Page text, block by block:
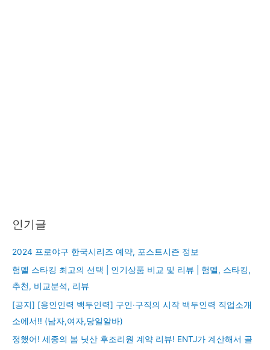
인기글
2024 프로야구 한국시리즈 예약, 포스트시즌 정보
험멜 스타킹 최고의 선택 | 인기상품 비교 및 리뷰 | 험멜, 스타킹,
추천, 비교분석, 리뷰
[공지] [용인인력 백두인력] 구인·구직의 시작 백두인력 직업소개
소에서!! (남자,여자,당일알바)
정했어! 세종의 봄 닛산 후조리원 계약 리뷰! ENTJ가 계산해서 골